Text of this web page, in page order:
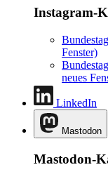
Instagram-
Bundestag
Fenster)
neues
LinkedIn
Mastodon
Mastodon-